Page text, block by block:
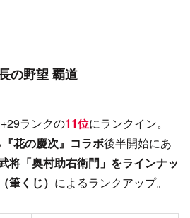
の野望 覇道
ランクの11位にランクイン。
『花の慶次』コラボ後半開始にあ
将「奥村助右衛門」をラインナッ
筆くじ） によるランクアップ。